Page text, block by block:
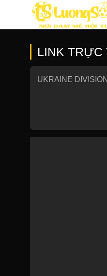
LINK TRỰC
UKRAINE